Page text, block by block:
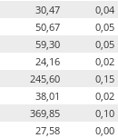
30,47 0,04
50,67 0,05
59,30 0,05
24,16 0,02
245,60 0,15
38,01 0,02
369,85 0,10
27,58 0,00